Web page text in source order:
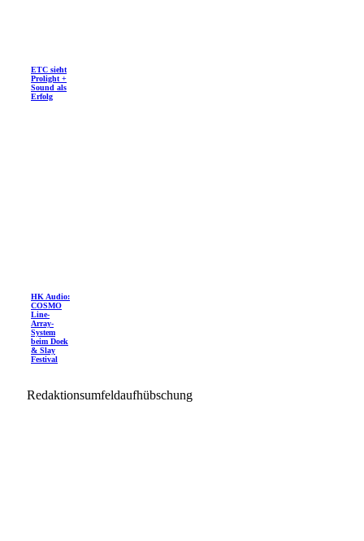
ETC sieht
Prolight +
Sound als
Erfolg
HK Audio:
COSMO
Line-
Array-
System
beim Doek
& Slay
Festival
Redaktionsumfeldaufhübschung